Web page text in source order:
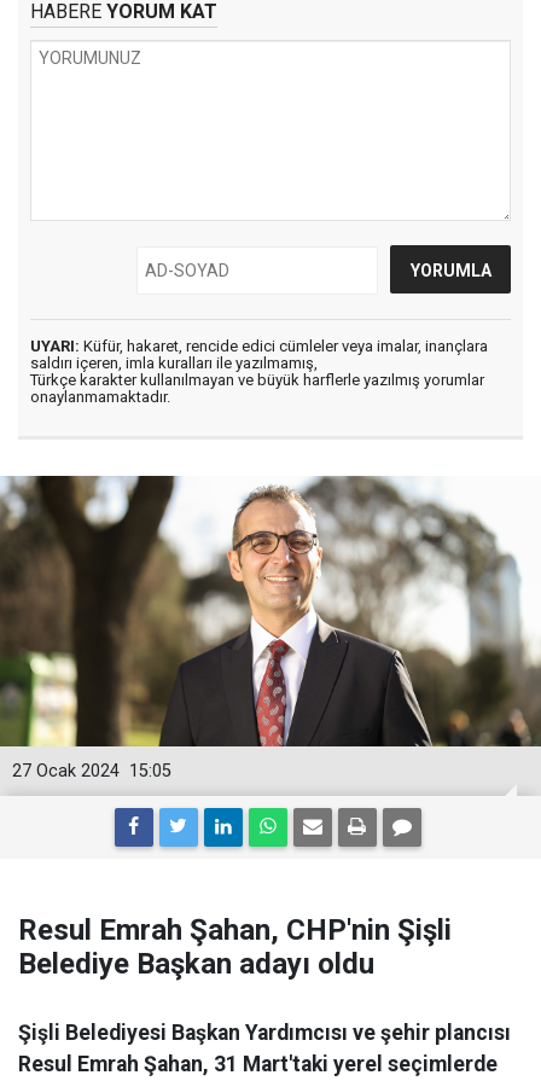
HABERE YORUM KAT
UYARI: Küfür, hakaret, rencide edici cümleler veya imalar, inançlara
saldırı içeren, imla kuralları ile yazılmamış,
Türkçe karakter kullanılmayan ve büyük harflerle yazılmış yorumlar
onaylanmamaktadır.
15:05
27 Ocak 2024
Resul Emrah Şahan, CHP'nin Şişli
Belediye Başkan adayı oldu
Şişli Belediyesi Başkan Yardımcısı ve şehir plancısı
Resul Emrah Şahan, 31 Mart'taki yerel seçimlerde